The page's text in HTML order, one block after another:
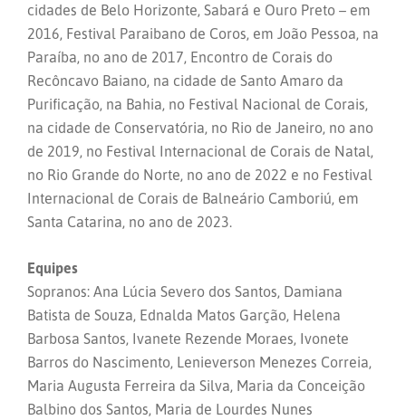
cidades de Belo Horizonte, Sabará e Ouro Preto – em
2016, Festival Paraibano de Coros, em João Pessoa, na
Paraíba, no ano de 2017, Encontro de Corais do
Recôncavo Baiano, na cidade de Santo Amaro da
Purificação, na Bahia, no Festival Nacional de Corais,
na cidade de Conservatória, no Rio de Janeiro, no ano
de 2019, no Festival Internacional de Corais de Natal,
no Rio Grande do Norte, no ano de 2022 e no Festival
Internacional de Corais de Balneário Camboriú, em
Santa Catarina, no ano de 2023.
Equipes
Sopranos: Ana Lúcia Severo dos Santos, Damiana
Batista de Souza, Ednalda Matos Garção, Helena
Barbosa Santos, Ivanete Rezende Moraes, Ivonete
Barros do Nascimento, Lenieverson Menezes Correia,
Maria Augusta Ferreira da Silva, Maria da Conceição
Balbino dos Santos, Maria de Lourdes Nunes